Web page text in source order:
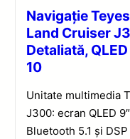
Navigație
Land Cruiser
Detaliată,
10
Unitate multimedia
J300: ecran QLED
Bluetooth 5.1 și